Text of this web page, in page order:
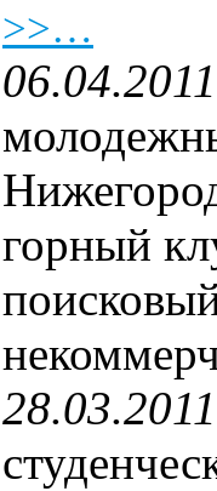
>>…
горный